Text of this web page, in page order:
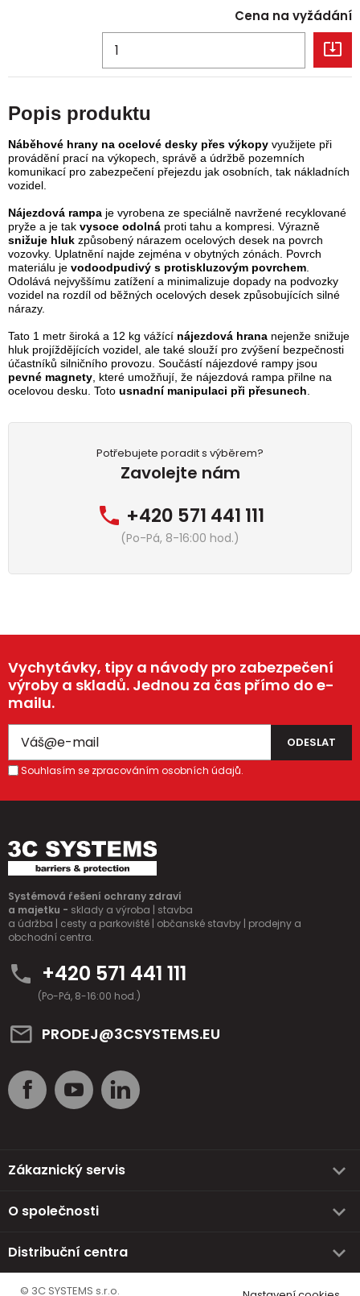
Cena na vyžádání
Popis produktu
Náběhové hrany na ocelové desky přes výkopy využijete při
provádění prací na výkopech, správě a údržbě pozemních
komunikací pro zabezpečení přejezdu jak osobních, tak nákladních
vozidel.
Nájezdová rampa je vyrobena ze speciálně navržené recyklované
pryže a je tak vysoce odolná proti tahu a kompresi. Výrazně
snižuje hluk způsobený nárazem ocelových desek na povrch
vozovky. Uplatnění najde zejména v obytných zónách. Povrch
materiálu je vodoodpudivý s protiskluzovým povrchem
Odolává nejvyššímu zatížení a minimalizuje dopady na podvozky
vozidel na rozdíl od běžných ocelových desek způsobujících silné
nárazy.
Tato 1 metr široká a 12 kg vážící nájezdová hrana nejenže snižuje
hluk projíždějících vozidel, ale také slouží pro zvýšení bezpečnosti
účastníků silničního provozu. Součástí nájezdové rampy jsou
pevné magnety , které umožňují, že nájezdová rampa přilne na
ocelovou desku. Toto usnadní manipulaci při přesunech
Potřebujete poradit s výběrem?
Zavolejte nám
+420 571 441 111
(Po-Pá, 8-16:00 hod.)
Vychytávky, tipy a návody pro zabezpečení
výroby a skladů. Jednou za čas přímo do e-
mailu.
Souhlasím se zpracováním osobních údajů.
Systémová řešení ochrany zdraví
a majetku - sklady a výroba | stavba
a údržba | cesty a parkoviště | občanské stavby | prodejny a
obchodní centra.
+420 571 441 111
(Po-Pá, 8-16:00 hod.)
PRODEJ@3CSYSTEMS.EU
Zákaznický servis
O společnosti
Distribuční centra
© 3C SYSTEMS s.r.o.